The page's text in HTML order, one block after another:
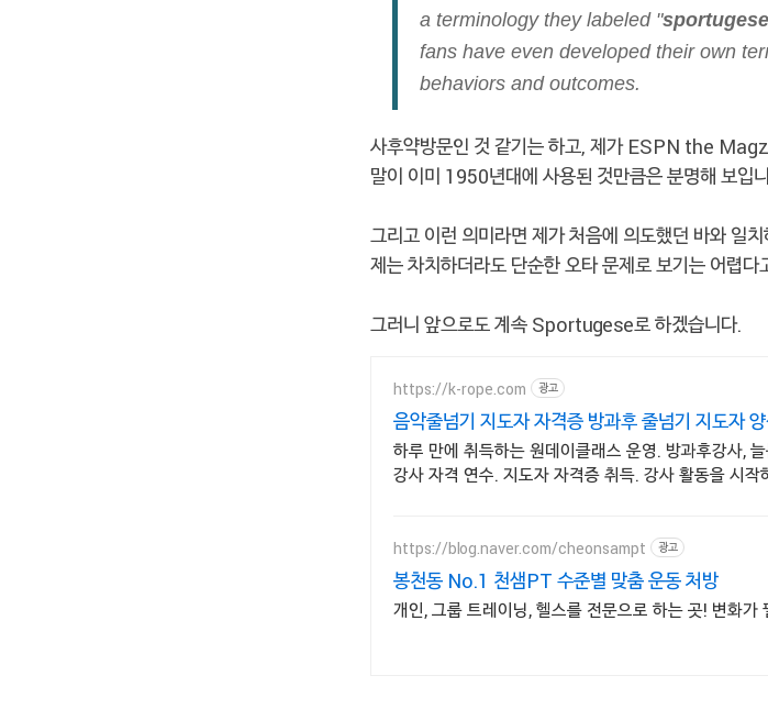
a terminology they labeled "sportugese
fans have even developed their own
behaviors and outcomes.
사후약방문인 것 같기는 하고, 제가 ESPN the
말이 이미 1950년대에 사용된 것만큼은 분명해 보입
그리고 이런 의미라면 제가 처음에 의도했던 바와 일
제는 차치하더라도 단순한 오타 문제로 보기는 어렵다
그러니 앞으로도 계속 Sportugese로 하겠습니다.
https://k-rope.com 광고
음악줄넘기 지도자 자격증 방과후 줄넘기 지도자
하루 만에 취득하는 원데이클래스 운영. 방과후강사,
강사 자격 연수. 지도자 자격증 취득. 강사 활동을 시작
https://blog.naver.com/cheonsampt 광고
봉천동 No.1 천샘PT 수준별 맞춤 운동 처방
개인, 그룹 트레이닝, 헬스를 전문으로 하는 곳! 변화가